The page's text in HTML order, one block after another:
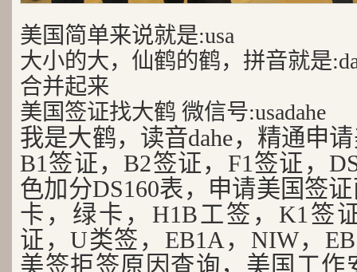
美国简单来说就是:usa
大小的大，仙鹤的鹤，拼音就是
合并起来
美国签证找大鹤 微信号:usadahe
我是大鹤，读音dahe，精通申
B1签证，B2签证，F1签证，
色加分DS160表，申请美国签
卡，绿卡，H1B工签，K1签
证，U类签，EB1A，NIW，
美签拒签原因查询，美国工作